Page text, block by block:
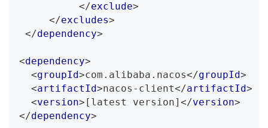
</exclude>
</excludes>
</dependency>
<dependency>
<groupId>com.alibaba.nacos</groupId>
<artifactId>nacos-client</artifactId>
<version> [latest version] </version>
</dependency>